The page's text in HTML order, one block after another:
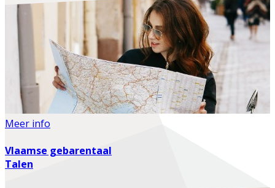
Meer info
Vlaamse gebarentaal
Talen